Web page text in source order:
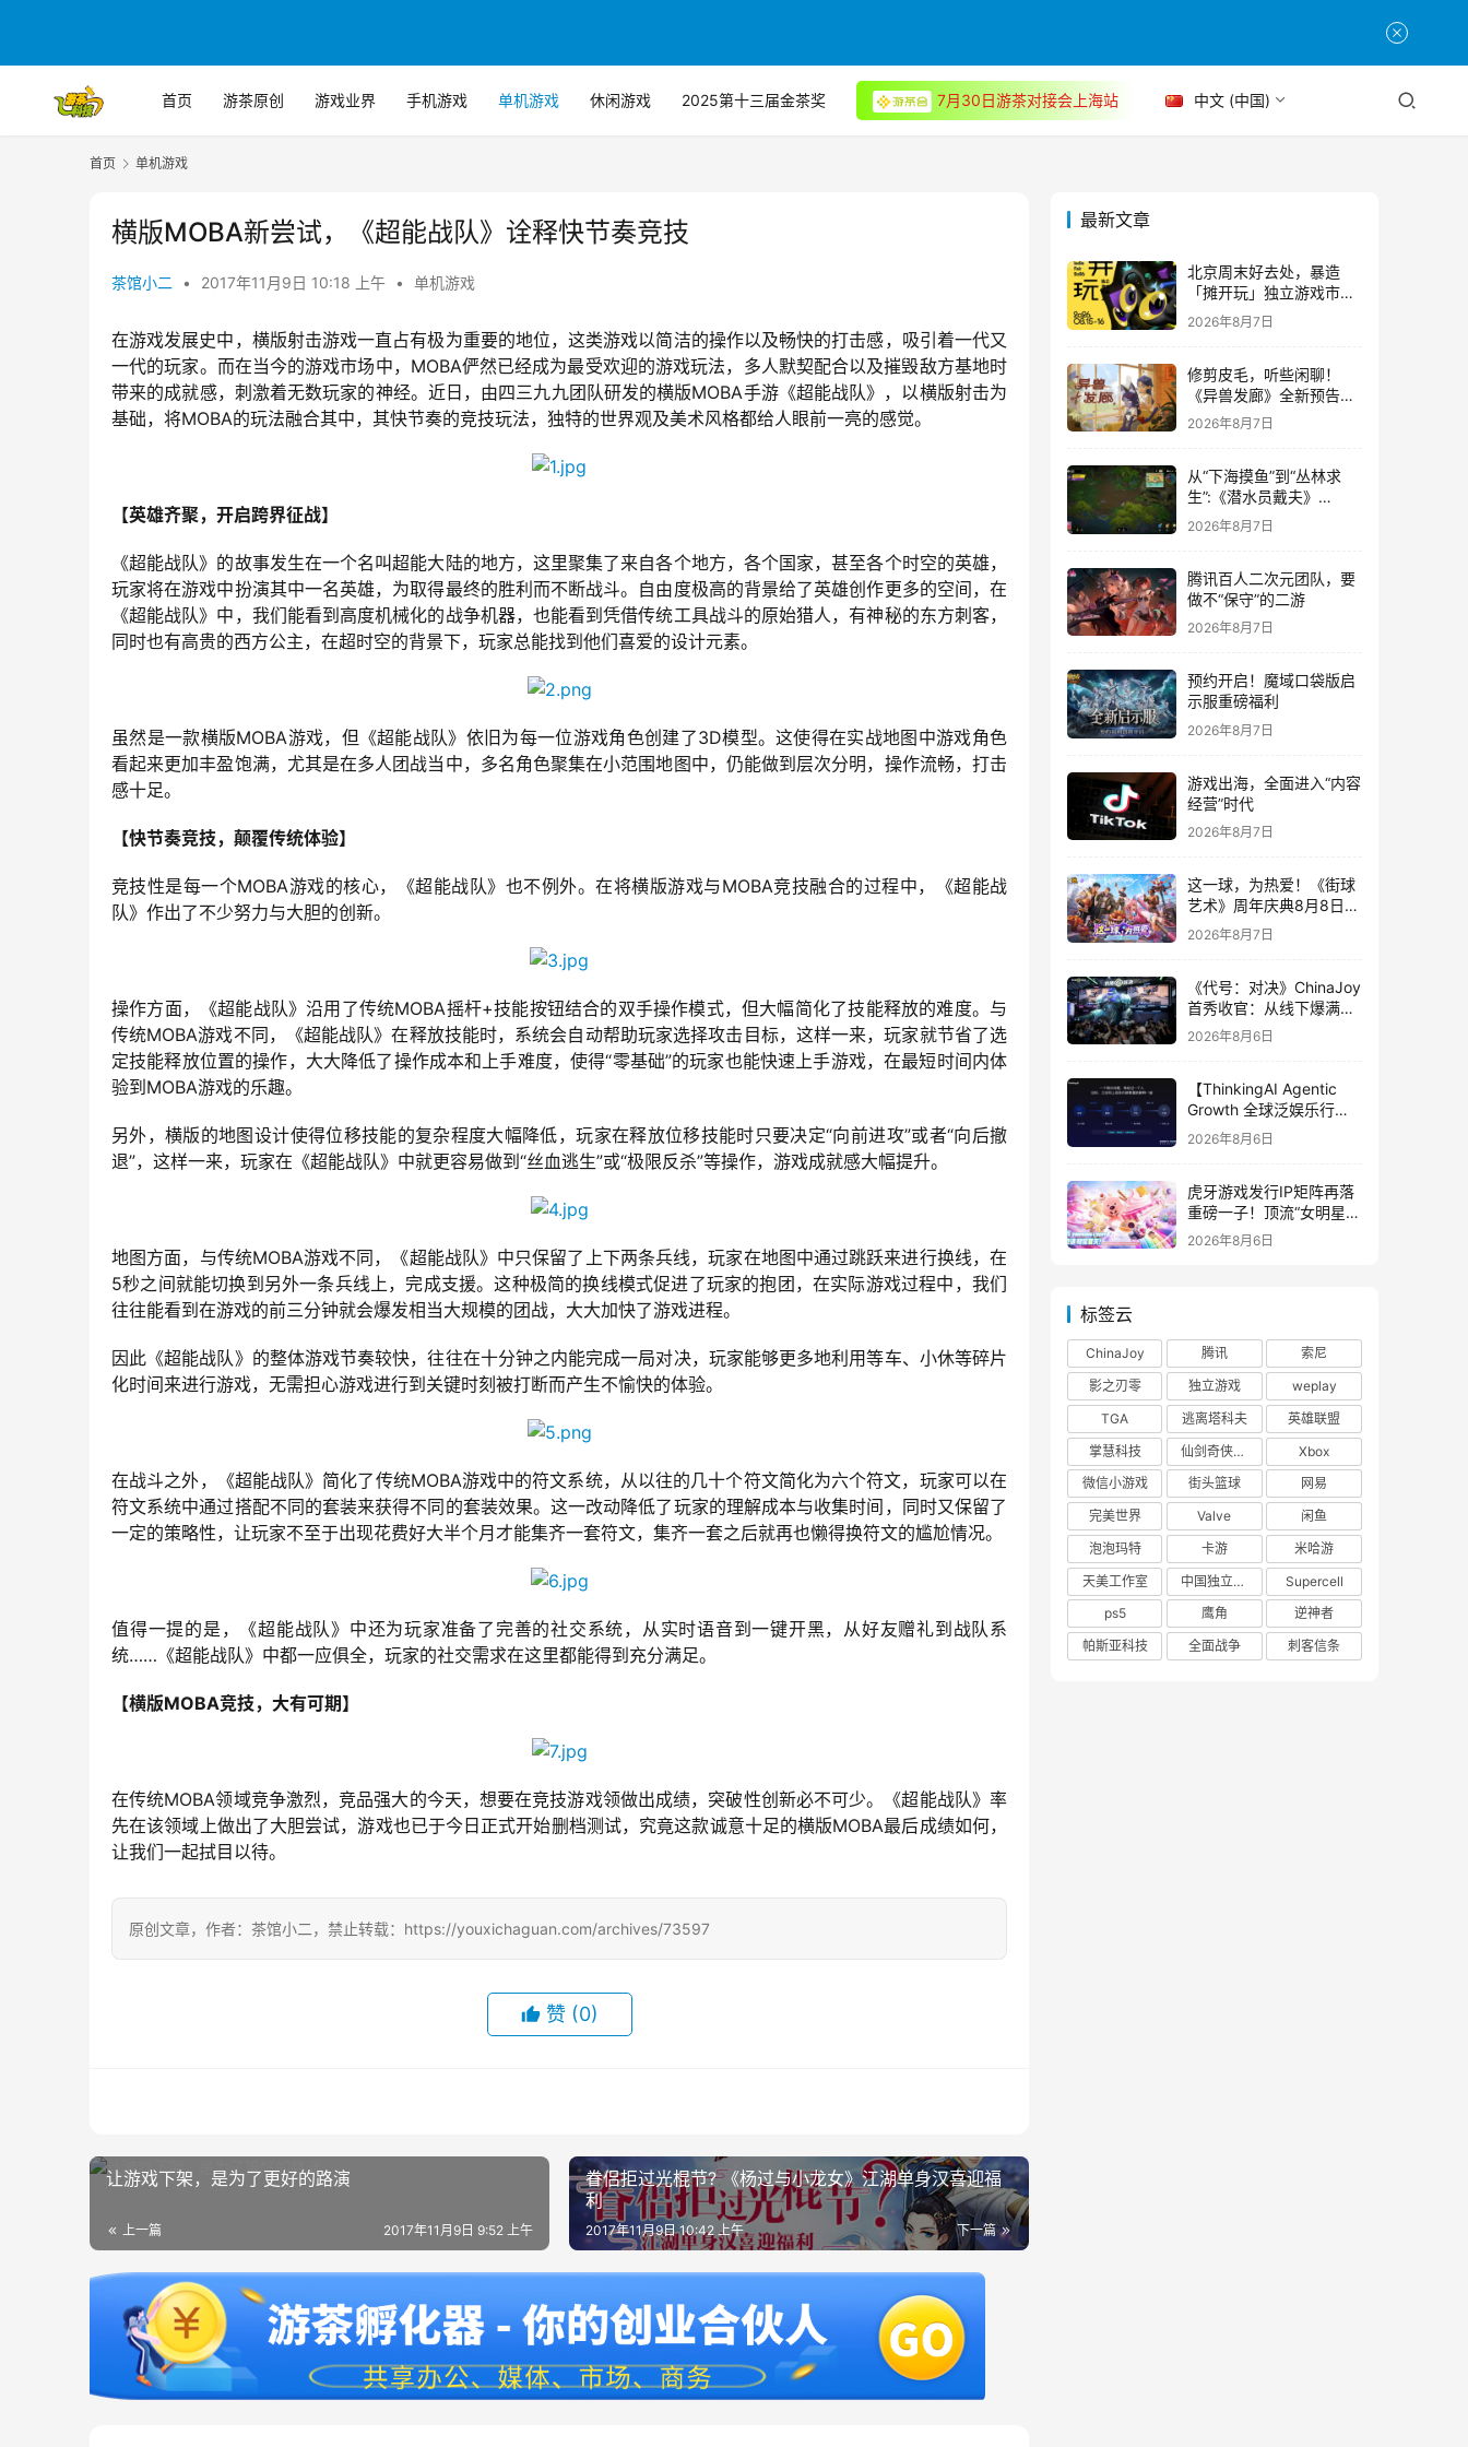
首页 游茶原创 游戏业界 手机游戏 单机游戏 休闲游戏 2025第十三届金茶奖 7月30日游茶对接会上海站 中文 (中国)
首页 单机游戏
横版MOBA新尝试，《超能战队》诠释快节奏竞技
茶馆小二 • 2017年11月9日 10:18 上午 • 单机游戏
在游戏发展史中，横版射击游戏一直占有极为重要的地位，这类游戏以简洁的操作以及畅快的打击感，吸引着一代又
一代的玩家。而在当今的游戏市场中，MOBA俨然已经成为最受欢迎的游戏玩法，多人默契配合以及摧毁敌方基地时
带来的成就感，刺激着无数玩家的神经。近日，由四三九九团队研发的横版MOBA手游《超能战队》，以横版射击为
基础，将MOBA的玩法融合其中，其快节奏的竞技玩法，独特的世界观及美术风格都给人眼前一亮的感觉。
【英雄齐聚，开启跨界征战】
《超能战队》的故事发生在一个名叫超能大陆的地方，这里聚集了来自各个地方，各个国家，甚至各个时空的英雄，
玩家将在游戏中扮演其中一名英雄，为取得最终的胜利而不断战斗。自由度极高的背景给了英雄创作更多的空间，在
《超能战队》中，我们能看到高度机械化的战争机器，也能看到凭借传统工具战斗的原始猎人，有神秘的东方刺客，
同时也有高贵的西方公主，在超时空的背景下，玩家总能找到他们喜爱的设计元素。
虽然是一款横版MOBA游戏，但《超能战队》依旧为每一位游戏角色创建了3D模型。这使得在实战地图中游戏角色
看起来更加丰盈饱满，尤其是在多人团战当中，多名角色聚集在小范围地图中，仍能做到层次分明，操作流畅，打击
感十足。
【快节奏竞技，颠覆传统体验】
竞技性是每一个MOBA游戏的核心，《超能战队》也不例外。在将横版游戏与MOBA竞技融合的过程中，《超能战
队》作出了不少努力与大胆的创新。
操作方面，《超能战队》沿用了传统MOBA摇杆+技能按钮结合的双手操作模式，但大幅简化了技能释放的难度。与
传统MOBA游戏不同，《超能战队》在释放技能时，系统会自动帮助玩家选择攻击目标，这样一来，玩家就节省了选
定技能释放位置的操作，大大降低了操作成本和上手难度，使得“零基础”的玩家也能快速上手游戏，在最短时间内体
验到MOBA游戏的乐趣。
另外，横版的地图设计使得位移技能的复杂程度大幅降低，玩家在释放位移技能时只要决定“向前进攻”或者“向后撤
退”，这样一来，玩家在《超能战队》中就更容易做到“丝血逃生”或“极限反杀”等操作，游戏成就感大幅提升。
地图方面，与传统MOBA游戏不同，《超能战队》中只保留了上下两条兵线，玩家在地图中通过跳跃来进行换线，在
5秒之间就能切换到另外一条兵线上，完成支援。这种极简的换线模式促进了玩家的抱团，在实际游戏过程中，我们
往往能看到在游戏的前三分钟就会爆发相当大规模的团战，大大加快了游戏进程。
因此《超能战队》的整体游戏节奏较快，往往在十分钟之内能完成一局对决，玩家能够更多地利用等车、小休等碎片
化时间来进行游戏，无需担心游戏进行到关键时刻被打断而产生不愉快的体验。
在战斗之外，《超能战队》简化了传统MOBA游戏中的符文系统，从以往的几十个符文简化为六个符文，玩家可以在
符文系统中通过搭配不同的套装来获得不同的套装效果。这一改动降低了玩家的理解成本与收集时间，同时又保留了
一定的策略性，让玩家不至于出现花费好大半个月才能集齐一套符文，集齐一套之后就再也懒得换符文的尴尬情况。
值得一提的是，《超能战队》中还为玩家准备了完善的社交系统，从实时语音到一键开黑，从好友赠礼到战队系
统……《超能战队》中都一应俱全，玩家的社交需求在这里都能得到充分满足。
【横版MOBA竞技，大有可期】
在传统MOBA领域竞争激烈，竞品强大的今天，想要在竞技游戏领做出成绩，突破性创新必不可少。《超能战队》率
先在该领域上做出了大胆尝试，游戏也已于今日正式开始删档测试，究竟这款诚意十足的横版MOBA最后成绩如何，
让我们一起拭目以待。
原创文章，作者：茶馆小二，禁止转载：https://youxichaguan.com/archives/73597
赞 (0)
让游戏下架，是为了更好的路演
上一篇 2017年11月9日 9:52 上午
眷侣拒过光棍节? 《杨过与小龙女》江湖单身汉喜迎福
利
下一篇
2017年11月9日 10:42 上午
最新文章
北京周末好去处，暴造
「摊开玩」独立游戏市集
正式开票！
2026年8月7日
修剪皮毛，听些闲聊！
《异兽发廊》全新预告与
Steam免费试玩公开
2026年8月7日
从“下海摸鱼”到“丛林求
生”:《潜水员戴夫》
DLC《丛林》移动端定档
8月14日
2026年8月7日
腾讯百人二次元团队，要
做不“保守”的二游
2026年8月7日
预约开启！魔域口袋版启
示服重磅福利
2026年8月7日
游戏出海，全面进入“内容
经营”时代
2026年8月7日
这一球，为热爱！《街球
艺术》周年庆典8月8日正
式上线，多重福利与全新
内容同步开启
2026年8月7日
《代号：对决》ChinaJoy
首秀收官：从线下爆满看
见玩家的真实期待
2026年8月6日
【ThinkingAI Agentic
Growth 全球泛娱乐行业
峰会】Agent 时代，人到
底负责什么
2026年8月6日
虎牙游戏发行IP矩阵再落
重磅一子！顶流“女明星”
ZANMANG LOOPY 正版
2026年8月6日
标签云
ChinaJoy 腾讯
索尼
影之刃零
独立游戏
weplay
TGA
逃离塔科夫
英雄联盟
掌慧科技
仙剑奇侠传四
Xbox
微信小游戏
街头篮球
网易
完美世界
Valve
闲鱼
泡泡玛特
卡游
米哈游
天美工作室
中国独立游戏联盟
Supercell
ps5
鹰角
逆神者
帕斯亚科技
全面战争 刺客信条